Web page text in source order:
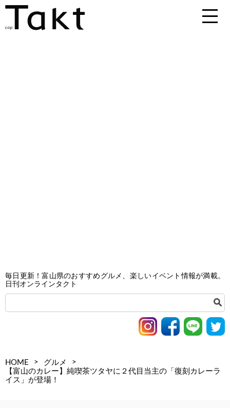
毎日更新！富山県のおすすめグルメ、楽しいイベント情報が満載。
日刊オンラインタクト
HOME > グルメ
>
【富山のカレー】純喫茶ツタヤに２代目当主の「復刻カレーラ
イス」が登場！